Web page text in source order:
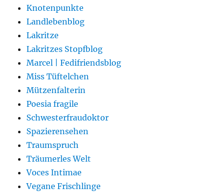
Knotenpunkte
Landlebenblog
Lakritze
Lakritzes Stopfblog
Marcel | Fedifriendsblog
Miss Tüftelchen
Mützenfalterin
Poesia fragile
Schwesterfraudoktor
Spazierensehen
Traumspruch
Träumerles Welt
Voces Intimae
Vegane Frischlinge